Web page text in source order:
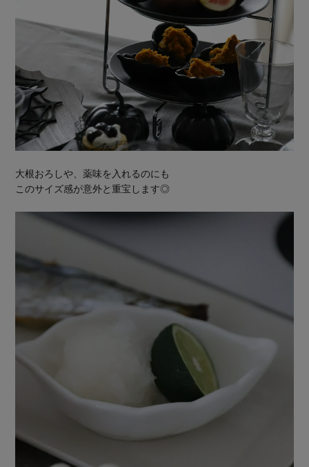
大根おろしや、薬味を入れるのにも
このサイズ感が意外と重宝します◎